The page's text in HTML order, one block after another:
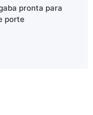
pronta para
porte